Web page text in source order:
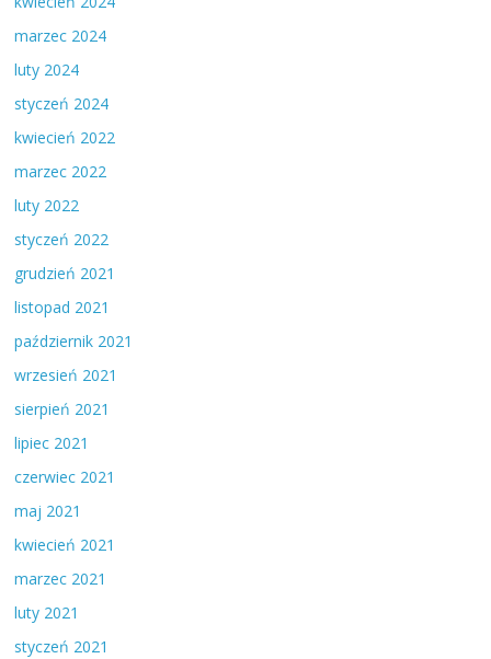
marzec 2024
luty 2024
styczeń 2024
kwiecień 2022
marzec 2022
luty 2022
styczeń 2022
grudzień 2021
listopad 2021
październik 2021
wrzesień 2021
sierpień 2021
lipiec 2021
czerwiec 2021
maj 2021
kwiecień 2021
marzec 2021
luty 2021
styczeń 2021